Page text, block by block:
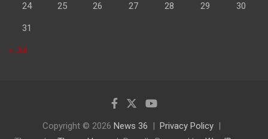
24 25 26 27 28 29 30
31
« Jul
Copyright © 2026 News 36
Privacy Policy